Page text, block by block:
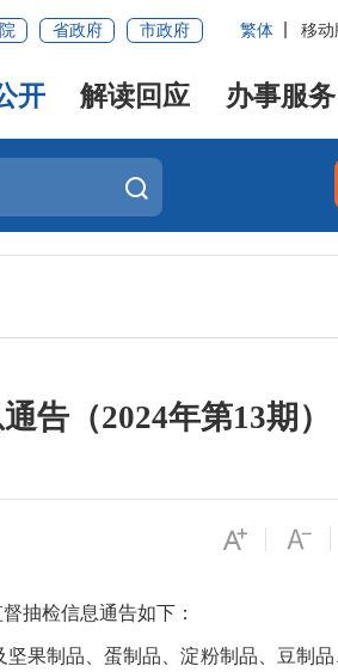
省政府 市政府 繁体 移动
开 解读回应 办事服务
告（2024年第13期）
抽检信息通告如下：
果制品、蛋制品、淀粉制品、豆制